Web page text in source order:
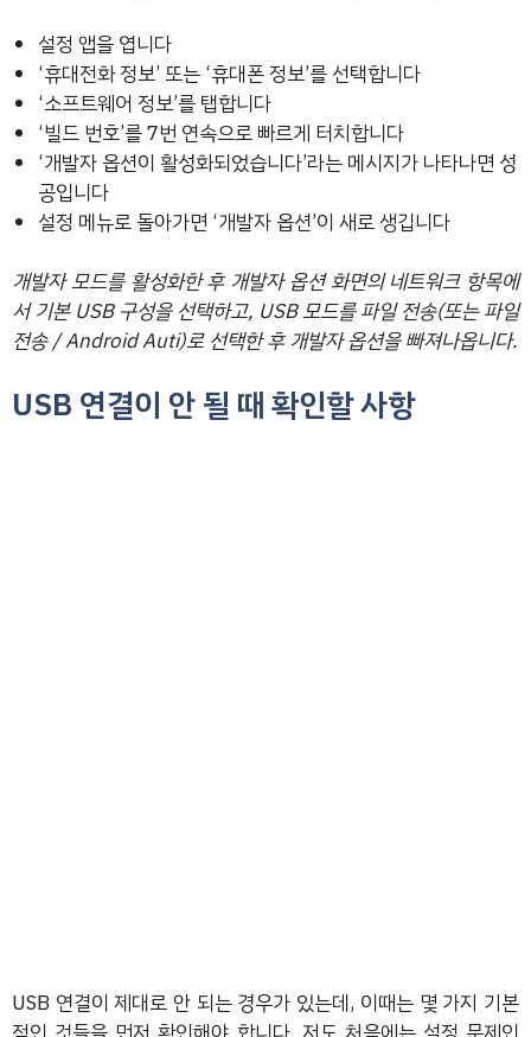
설정 앱을 엽니다
‘휴대전화 정보’ 또는 ‘휴대폰 정보’를 선택합니다
‘소프트웨어 정보’를 탭합니다
‘빌드 번호’를 7번 연속으로 빠르게 터치합니다
‘개발자 옵션이 활성화되었습니다’라는 메시지가 나타나면 성
공입니다
설정 메뉴로 돌아가면 ‘개발자 옵션’이 새로 생깁니다
개발자 모드를 활성화한 후 개발자 옵션 화면의 네트워크 항목에
서 기본 USB 구성을 선택하고, USB 모드를 파일 전송(또는 파일
전송 / Android Auti)로 선택한 후 개발자 옵션을 빠져나옵니다.
USB 연결이 안 될 때 확인할 사항
USB 연결이 제대로 안 되는 경우가 있는데, 이때는 몇 가지 기본